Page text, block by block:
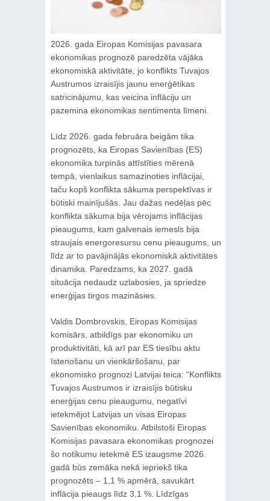
2026. gada Eiropas Komisijas pavasara
ekonomikas prognozē paredzēta vājāka
ekonomiskā aktivitāte, jo konflikts Tuvajos
Austrumos izraisījis jaunu enerģētikas
satricinājumu, kas veicina inflāciju un
pazemina ekonomikas sentimenta līmeni.
Līdz 2026. gada februāra beigām tika
prognozēts, ka Eiropas Savienības (ES)
ekonomika turpinās attīstīties mērenā
tempā, vienlaikus samazinoties inflācijai,
taču kopš konflikta sākuma perspektīvas ir
būtiski mainījušās. Jau dažas nedēļas pēc
konflikta sākuma bija vērojams inflācijas
pieaugums, kam galvenais iemesls bija
straujais energoresursu cenu pieaugums, un
līdz ar to pavājinājās ekonomiskā aktivitātes
dinamika. Paredzams, ka 2027. gadā
situācija nedaudz uzlabosies, ja spriedze
enerģijas tirgos mazināsies.
Valdis Dombrovskis, Eiropas Komisijas
komisārs, atbildīgs par ekonomiku un
produktivitāti, kā arī par ES tiesību aktu
īstenošanu un vienkāršošanu, par
ekonomisko prognozi Latvijai teica: “Konflikts
Tuvajos Austrumos ir izraisījis būtisku
enerģijas cenu pieaugumu, negatīvi
ietekmējot Latvijas un visas Eiropas
Savienības ekonomiku. Atbilstoši Eiropas
Komisijas pavasara ekonomikas prognozei
šo notikumu ietekmē ES izaugsme 2026.
gadā būs zemāka nekā iepriekš tika
prognozēts – 1,1 % apmērā, savukārt
inflācija pieaugs līdz 3,1 %. Līdzīgas